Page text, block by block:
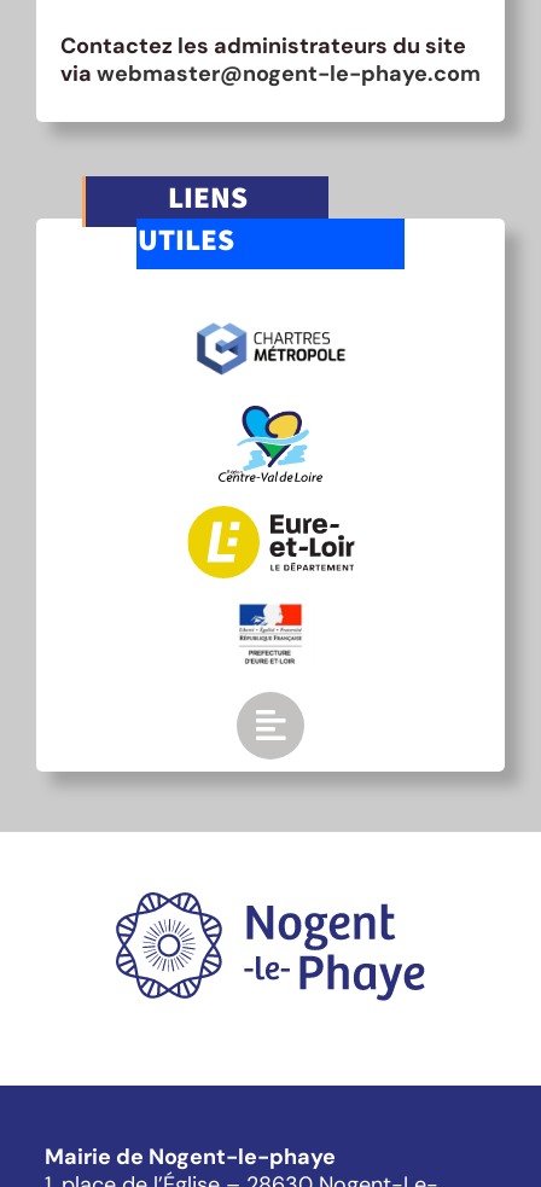
Contactez les administrateurs du site
via webmaster@nogent-le-phaye.com
LIENS
UTILES
Mairie de Nogent-le-phaye